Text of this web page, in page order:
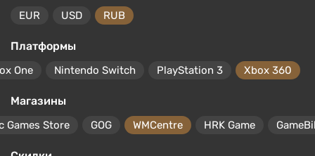
EUR USD RUB
Платформы
One Nintendo Switch PlayStation 3 Xbox 360
Магазины
Games Store GOG WMCentre HRK Game